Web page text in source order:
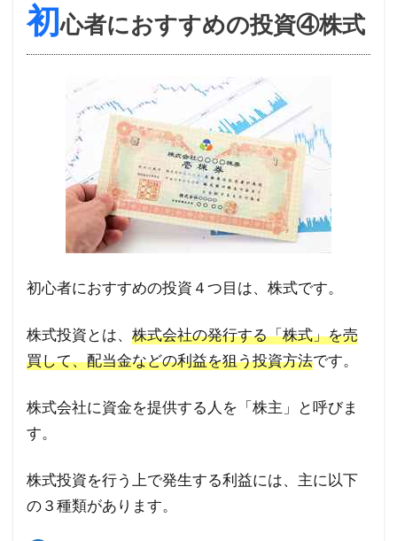
初心者におすすめの投資④株式
初心者におすすめの投資４つ目は、株式です。
株式投資とは、 株式会社の発行する「株式」を売
買して、配当金などの利益を狙う投資方法です。
株式会社に資金を提供する人を「株主」と呼びま
す。
株式投資を行う上で発生する利益には、主に以下
の３種類があります。